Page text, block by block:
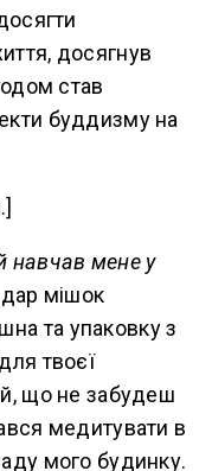
досягнув
став
буддизму на
навчав мене у
мішок
та упаковку з
твоєї
що не забудеш
медитувати в
мого будинку.